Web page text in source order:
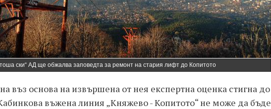
ски“ АД ще обжалва заповедта за ремонт на стария лифт до Копитото
въз основа на извършена от нея експертна оценка стигна до
въжена линия „Княжево - Копитото“ не може да бъде